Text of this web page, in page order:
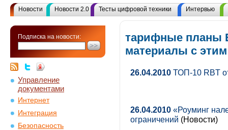
Новости Новости 2.0 Тесты цифровой техники Интервью
Подписка на новости:
Управление
документами
Интернет
Интеграция
Безопасность
тарифные планы
материалы с
26.04.2010 ТОП-10 RBT
26.04.2010 «Роуминг
ограничений (Новости)